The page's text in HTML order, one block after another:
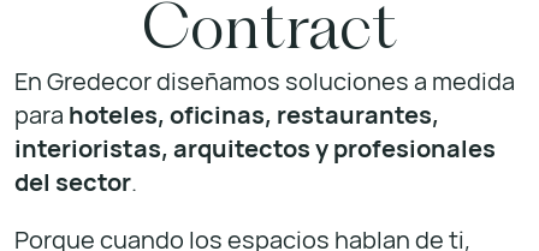
Contract
En Gredecor diseñamos soluciones a medida
para hoteles, oficinas, restaurantes,
interioristas, arquitectos y profesionales
del sector.
Porque cuando los espacios hablan de ti,